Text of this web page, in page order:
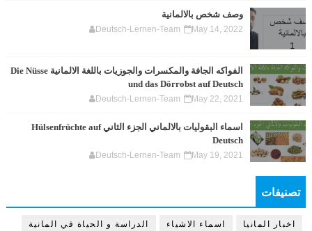
وصف شخص بالالمانية
Deutsch-Lernen-Team May 14, 2022
الفواكه الجافة والمكسرات والجوزيات باللغة الالمانية Die Nüsse
und das Dörrobst auf Deutsch
Deutsch-Lernen-Team May 22, 2021
اسماء البقوليات بالالماني الجزء الثاني Hülsenfrüchte auf
Deutsch
Deutsch-Lernen-Team May 19, 2021
تصنيفات
اخبار المانيا اسماء الاشياء الدراسة و الحياة في المانية